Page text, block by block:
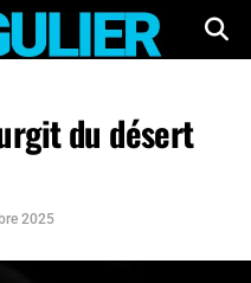
du désert
2025